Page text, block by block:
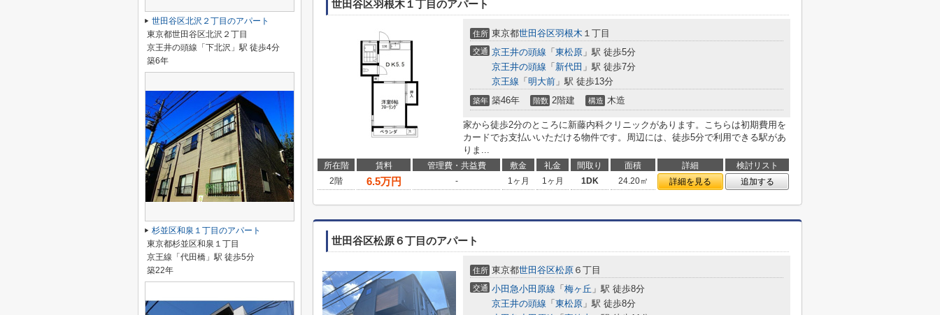
世田谷区羽根木１丁目のアパート
住所 東京都世田谷区羽根木 １丁目
交通 京王井の頭線 「 東松原 」駅 徒歩5分
京王井の頭線 「 新代田 」駅 徒歩7分
京王線 「 明大前 」駅 徒歩13分
築年 築46年 階数 2階建 構造 木造
家から徒歩2分のところに新藤内科クリニックがあります。こちらは初期費用を
カードでお支払いいただける物件です。周辺には、徒歩5分で利用できる駅があ
りま...
所在階 賃料 管理費・共益費 敷金 礼金 間取り 面積 詳細
検討リスト
2階
6.5万円 - 1ヶ月 1ヶ月 1DK 24.20㎡ 詳細を見る 追加する
世田谷区松原６丁目のアパート
住所 東京都世田谷区松原 ６丁目
交通 小田急小田原線 「 梅ヶ丘 」駅 徒歩8分
京王井の頭線 「 東松原 」駅 徒歩8分
世田谷区北沢２丁目のアパート
東京都世田谷区北沢２丁目
京王井の頭線「下北沢」駅 徒歩4分
築6年
杉並区和泉１丁目のアパート
東京都杉並区和泉１丁目
京王線「代田橋」駅 徒歩5分
築22年